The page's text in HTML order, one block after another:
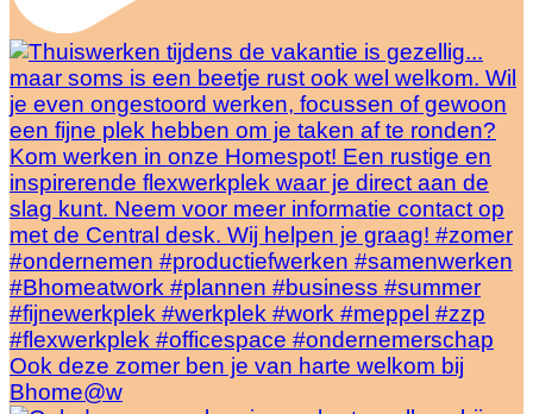
Ook deze zomer ben je van harte welkom bij
Bhome@w